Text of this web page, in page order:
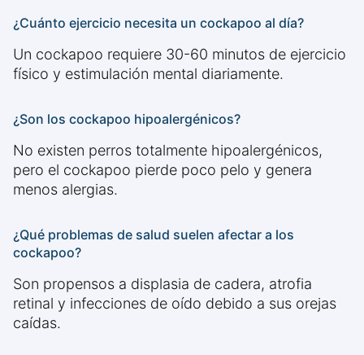
¿Cuánto ejercicio necesita un cockapoo al día?
Un cockapoo requiere 30-60 minutos de ejercicio
físico y estimulación mental diariamente.
¿Son los cockapoo hipoalergénicos?
No existen perros totalmente hipoalergénicos,
pero el cockapoo pierde poco pelo y genera
menos alergias.
¿Qué problemas de salud suelen afectar a los
cockapoo?
Son propensos a displasia de cadera, atrofia
retinal y infecciones de oído debido a sus orejas
caídas.